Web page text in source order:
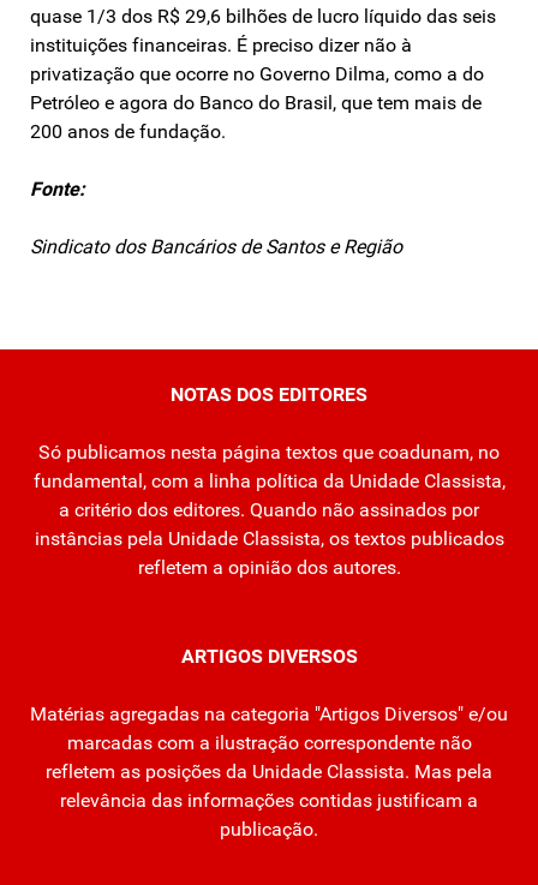
quase 1/3 dos R$ 29,6 bilhões de lucro líquido das seis
instituições financeiras. É preciso dizer não à
privatização que ocorre no Governo Dilma, como a do
Petróleo e agora do Banco do Brasil, que tem mais de
200 anos de fundação.
Fonte:
Sindicato dos Bancários de Santos e Região
NOTAS DOS EDITORES
Só publicamos nesta página textos que coadunam, no
fundamental, com a linha política da Unidade Classista,
a critério dos editores. Quando não assinados por
instâncias pela Unidade Classista, os textos publicados
refletem a opinião dos autores.
ARTIGOS DIVERSOS
Matérias agregadas na categoria "Artigos Diversos" e/ou
marcadas com a ilustração correspondente não
refletem as posições da Unidade Classista. Mas pela
relevância das informações contidas justificam a
publicação.